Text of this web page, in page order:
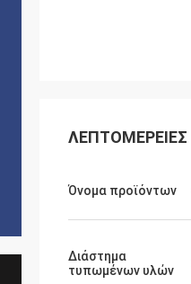
ΛΕΠΤΟΜΈΡΕΙΕΣ
Όνομα προϊόντων
Διάστημα
τυπωμένων υλών